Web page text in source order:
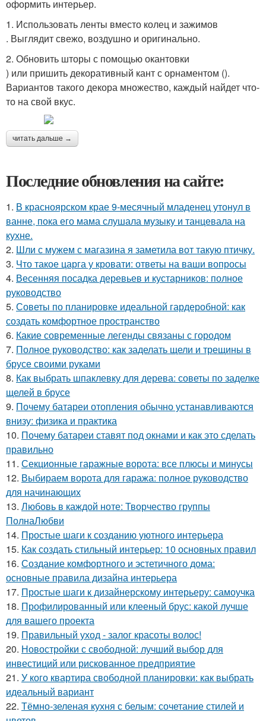
оформить интерьер.
1. Использовать ленты вместо колец и зажимов
. Выглядит свежо, воздушно и оригинально.
2. Обновить шторы с помощью окантовки
) или пришить декоративный кант с орнаментом ().
Вариантов такого декора множество, каждый найдет что-
то на свой вкус.
читать дальше →
Последние обновления на сайте:
1. В красноярском крае 9-месячный младенец утонул в
ванне, пока его мама слушала музыку и танцевала на
кухне.
2. Шли с мужем с магазина я заметила вот такую птичку.
3. Что такое царга у кровати: ответы на ваши вопросы
4. Весенняя посадка деревьев и кустарников: полное
руководство
5. Советы по планировке идеальной гардеробной: как
создать комфортное пространство
6. Какие современные легенды связаны с городом
7. Полное руководство: как заделать щели и трещины в
брусе своими руками
8. Как выбрать шпаклевку для дерева: советы по заделке
щелей в брусе
9. Почему батареи отопления обычно устанавливаются
внизу: физика и практика
10. Почему батареи ставят под окнами и как это сделать
правильно
11. Секционные гаражные ворота: все плюсы и минусы
12. Выбираем ворота для гаража: полное руководство
для начинающих
13. Любовь в каждой ноте: Творчество группы
ПолнаЛюбви
14. Простые шаги к созданию уютного интерьера
15. Как создать стильный интерьер: 10 основных правил
16. Создание комфортного и эстетичного дома:
основные правила дизайна интерьера
17. Простые шаги к дизайнерскому интерьеру: самоучка
18. Профилированный или клееный брус: какой лучше
для вашего проекта
19. Правильный уход - залог красоты волос!
20. Новостройки с свободной: лучший выбор для
инвестиций или рискованное предприятие
21. У кого квартира свободной планировки: как выбрать
идеальный вариант
22. Тёмно-зеленая кухня с белым: сочетание стилей и